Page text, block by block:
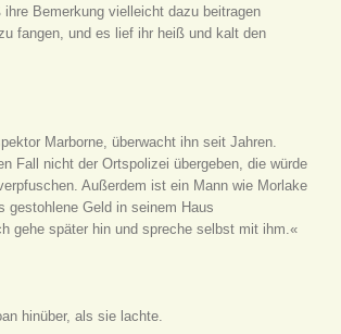
Bemerkung vielleicht dazu beitragen
fangen, und es lief ihr heiß und kalt den
Marborne, überwacht ihn seit Jahren.
Fall nicht der Ortspolizei übergeben, die würde
Außerdem ist ein Mann wie Morlake
gestohlene Geld in seinem Haus
gehe später hin und spreche selbst mit ihm.«
hinüber, als sie lachte.